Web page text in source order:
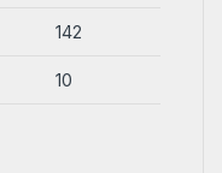
142
10